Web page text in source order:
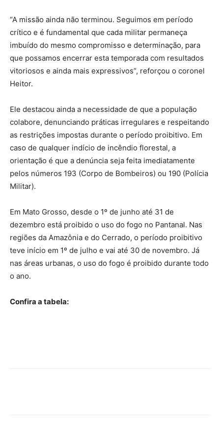
“A missão ainda não terminou. Seguimos em período
crítico e é fundamental que cada militar permaneça
imbuído do mesmo compromisso e determinação, para
que possamos encerrar esta temporada com resultados
vitoriosos e ainda mais expressivos”, reforçou o coronel
Heitor.
Ele destacou ainda a necessidade de que a população
colabore, denunciando práticas irregulares e respeitando
as restrições impostas durante o período proibitivo. Em
caso de qualquer indício de incêndio florestal, a
orientação é que a denúncia seja feita imediatamente
pelos números 193 (Corpo de Bombeiros) ou 190 (Polícia
Militar).
Em Mato Grosso, desde o 1º de junho até 31 de
dezembro está proibido o uso do fogo no Pantanal. Nas
regiões da Amazônia e do Cerrado, o período proibitivo
teve início em 1º de julho e vai até 30 de novembro. Já
nas áreas urbanas, o uso do fogo é proibido durante todo
o ano.
Confira a tabela: